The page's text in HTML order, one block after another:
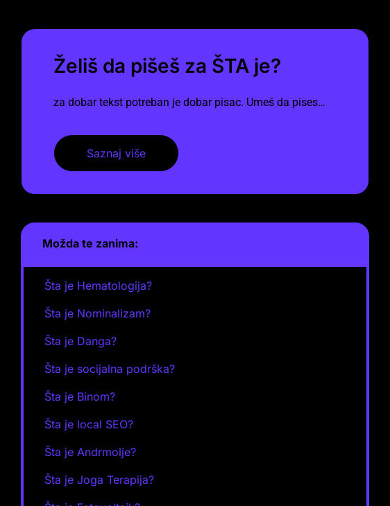
Želiš da pišeš za ŠTA je?
za dobar tekst potreban je dobar pisac. Umeš da pises…
Saznaj više
Možda te zanima:
Šta je Hematologija?
Šta je Nominalizam?
Šta je Danga?
Šta je socijalna podrška?
Šta je Binom?
Šta je local SEO?
Šta je Andrmolje?
Šta je Joga Terapija?